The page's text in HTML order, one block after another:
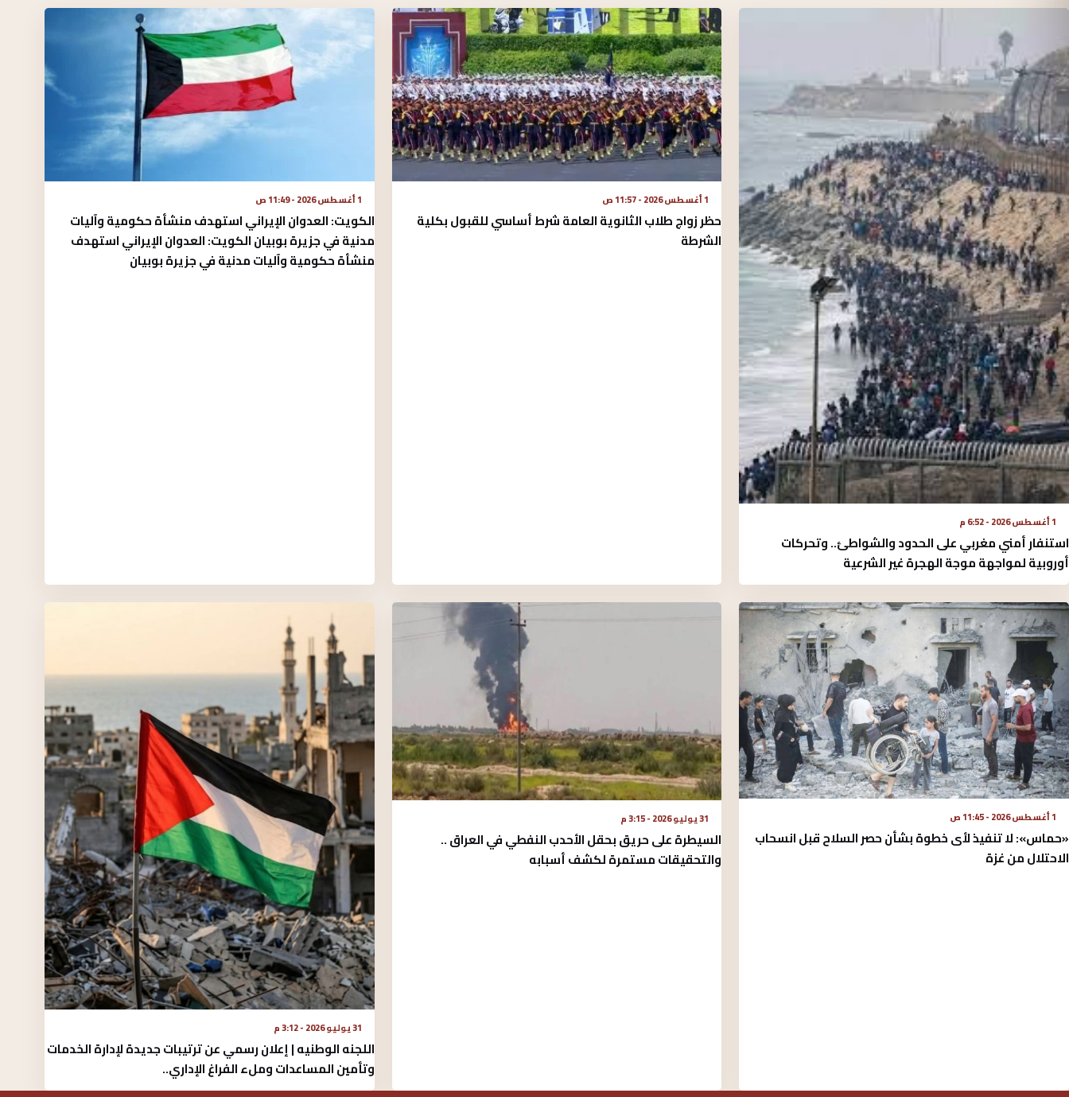
1 أغسطس 2026 - 6:52 م
استنفار أمني مغربي على الحدود والشواطئ.. وتحركات
أوروبية لمواجهة موجة الهجرة غير الشرعية
1 أغسطس 2026 - 11:57 ص
حظر زواج طلاب الثانوية العامة شرط أساسي للقبول بكلية
الشرطة
1 أغسطس 2026 - 11:49 ص
الكويت: العدوان الإيراني استهدف منشأة حكومية وآليات
مدنية في جزيرة بوبيان الكويت: العدوان الإيراني استهدف
منشأة حكومية وآليات مدنية في جزيرة بوبيان
1 أغسطس 2026 - 11:45 ص
«حماس»: لا تنفيذ لأى خطوة بشأن حصر السلاح قبل انسحاب
الاحتلال من غزة
31 يوليو 2026 - 3:15 م
السيطرة على حريق بحقل الأحدب النفطي في العراق ..
والتحقيقات مستمرة لكشف أسبابه
31 يوليو 2026 - 3:12 م
اللجنه الوطنيه | إعلان رسمي عن ترتيبات جديدة لإدارة الخدمات
وتأمين المساعدات وملء الفراغ الإداري..